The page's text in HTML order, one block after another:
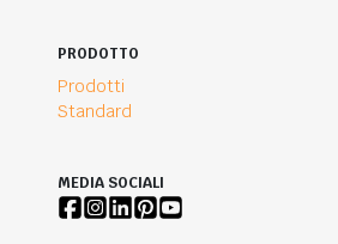
PRODOTTO
Prodotti
Standard
MEDIA SOCIALI